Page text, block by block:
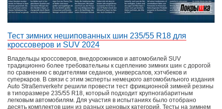
Тест зимних нешипованных шин 235/55 R18 для
кроссоверов и SUV 2024
Владельцы кроссоверов, внедорожников и автомобилей SUV
традиционно более требовательны к сцеплению зимних шин с дорогой
по сравнению с водителями седанов, универсалов, хэтчбеков и
суперкаров. В связи с этим эксперты немецкого автомобильного издания
Auto Straßenverkehr решили провести тест фрикционной зимней резины
в типоразмере 235/55 R18, который подходит крупногабаритным
легковым автомобилям. Для участия в испытаниях было отобрано
десять комплектов шин из разных ценовых категорий. Тесты на зимнем